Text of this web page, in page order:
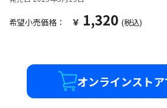
希望小売価格： ￥ 1,320 (税込)
オンラインストア